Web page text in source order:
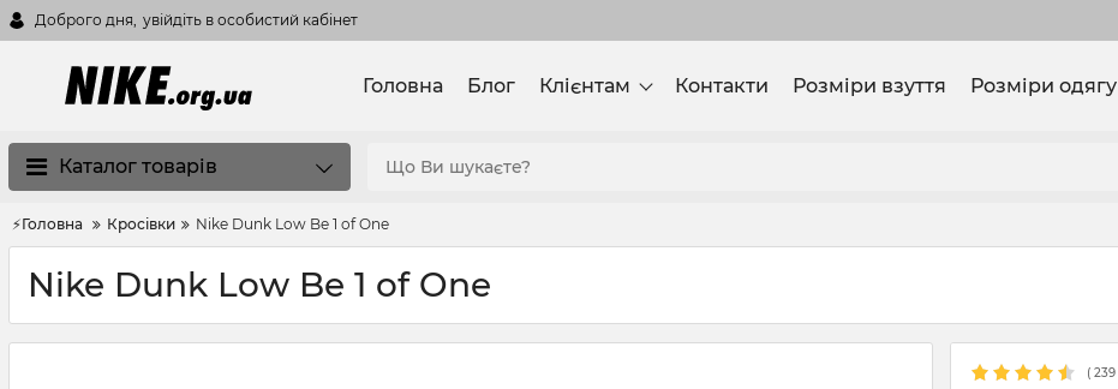
Доброго дня, увійдіть в особистий кабінет
Головна Блог Клієнтам Контакти Розміри взуття Розміри одягу
Каталог товарів
⚡Головна Кросівки Nike Dunk Low Be 1 of One
Nike Dunk Low Be 1 of One
( 239